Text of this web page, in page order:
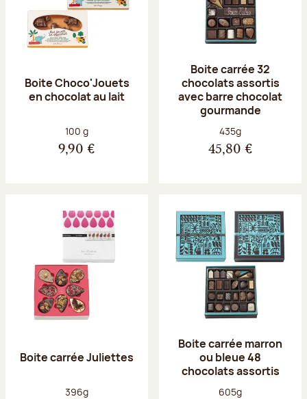
Boite Choco'Jouets
en chocolat au lait
Poids net :
100 g
9,90 €
Boite carrée 32
chocolats assortis
avec barre chocolat
gourmande
Poids net :
435g
45,80 €
Boite carrée Juliettes
Poids net :
396g
Boite carrée marron
ou bleue 48
chocolats assortis
Poids net :
605g